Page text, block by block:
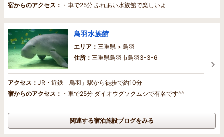
宿からのアクセス： ・車で25分 ふれあい水族館で楽しいよ
鳥羽水族館
エリア： 三重県 > 鳥羽
住所： 三重県鳥羽市鳥羽3-3-6
アクセス： JR・近鉄「鳥羽」駅から徒歩で約10分
宿からのアクセス： ・車で25分 ダイオウグソクムシで有名です^^
関連する宿泊施設ブログをみる